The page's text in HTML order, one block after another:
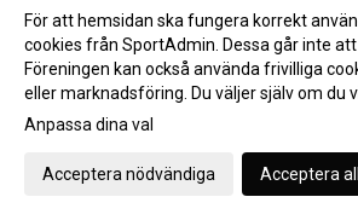
Eftersnack Gjensidige USM P14 Steg 3
Damutveckling klara för Gjensidige USM Steg 4
P14: Inför Gjensidige USM Steg 3
VästeråsIrsta HF startar gående parahandboll!
Damutveckling: Inför Gjensidige USM F18 Steg 3
Välkommen till Västerås Arena på torsdag!
För att hemsidan ska fungera korrekt
cookies från SportAdmin. Dessa går inte att
Föreningen kan också använda frivilliga
eller marknadsföring. Du väljer själv om du
Anpassa dina val
Acceptera nödvändiga Acceptera